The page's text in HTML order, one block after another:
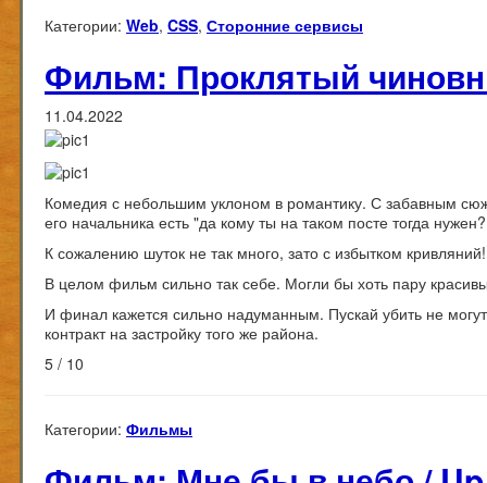
Категории: Web, CSS, Сторонние сервисы
Фильм: Проклятый
11.04.2022
Комедия с небольшим уклоном в романтику. С забавным
его начальника есть "да кому ты на таком посте тогда
К сожалению шуток не так много, зато с избытком
В целом фильм сильно так себе. Могли бы хоть пару
И финал кажется сильно надуманным. Пускай убить не
контракт на застройку того же района.
5 / 10
Категории: Фильмы